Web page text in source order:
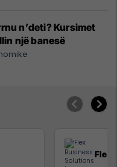
n’deti? Kursimet
një banesë
Flex